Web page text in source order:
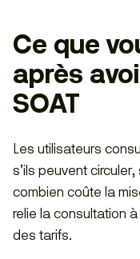
Ce que
après
SOAT
Les utilisateurs
s’ils peuvent
combien coûte la
relie la consultation
des tarifs.